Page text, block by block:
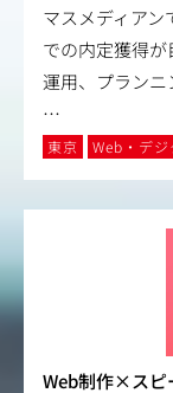
マスメディア
での内定獲得
運用、プランニ
…
東京 Web・デジ
Web制作×スピ